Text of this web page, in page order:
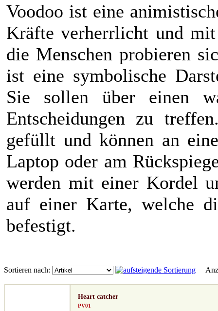
Voodoo ist eine
Kräfte verherrlicht und
die Menschen probieren
ist eine symbolische
Sie sollen über einen
Entscheidungen zu
gefüllt und können an
Laptop oder am
werden mit einer Kordel
auf einer Karte, welche
befestigt.
Sortieren nach:
Heart catcher
PV01